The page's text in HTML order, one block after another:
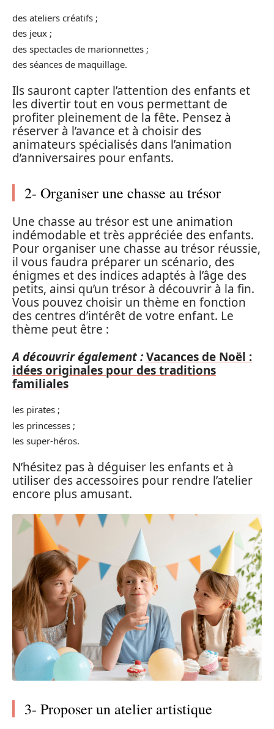
des ateliers créatifs ;
des jeux ;
des spectacles de marionnettes ;
des séances de maquillage.
Ils sauront capter l’attention des enfants et
les divertir tout en vous permettant de
profiter pleinement de la fête. Pensez à
réserver à l’avance et à choisir des
animateurs spécialisés dans l’animation
d’anniversaires pour enfants.
2- Organiser une chasse au trésor
Une chasse au trésor est une animation
indémodable et très appréciée des enfants.
Pour organiser une chasse au trésor réussie,
il vous faudra préparer un scénario, des
énigmes et des indices adaptés à l’âge des
petits, ainsi qu’un trésor à découvrir à la fin.
Vous pouvez choisir un thème en fonction
des centres d’intérêt de votre enfant. Le
thème peut être :
A découvrir également :Vacances de Noël :
idées originales pour des traditions
familiales
les pirates ;
les princesses ;
les super-héros.
N’hésitez pas à déguiser les enfants et à
utiliser des accessoires pour rendre l’atelier
encore plus amusant.
3- Proposer un atelier artistique